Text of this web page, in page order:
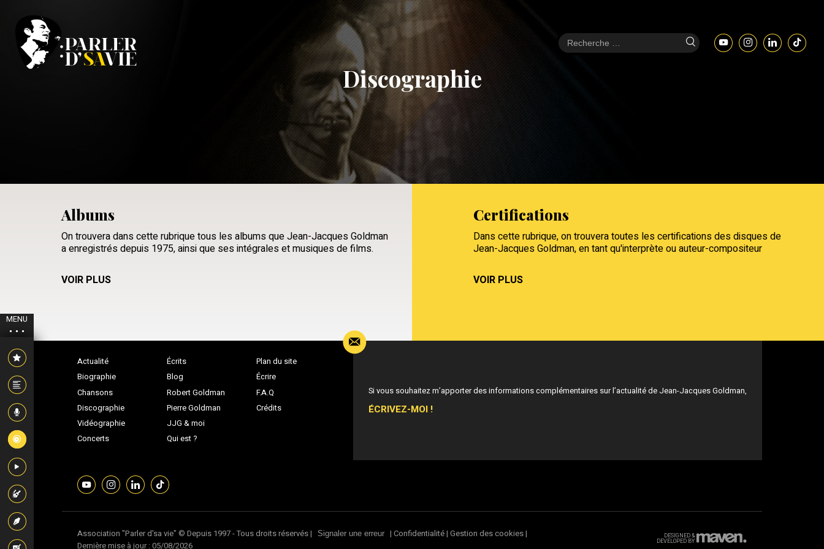
MENU
Discographie
Albums
On trouvera dans cette rubrique tous les albums que Jean-Jacques Goldman
a enregistrés depuis 1975, ainsi que ses intégrales et musiques de films.
VOIR PLUS
Certifications
Dans cette rubrique, on trouvera toutes les certifications des disques de
Jean-Jacques Goldman, en tant qu'interprète ou auteur-compositeur
VOIR PLUS
Actualité
Biographie
Chansons
Discographie
Vidéographie
Concerts
Écrits
Blog
Robert Goldman
Pierre Goldman
JJG & moi
Qui est ?
Plan du site
Écrire
F.A.Q
Crédits
Si vous souhaitez m’apporter des informations complémentaires sur l’actualité de Jean-Jacques Goldman,
ÉCRIVEZ-MOI !
Association "Parler d'sa vie" © Depuis 1997 - Tous droits réservés | Signaler une erreur | Confidentialité| Gestion des cookies|
Dernière mise à jour : 05/08/2026
DESIGNED &
DEVELOPED BY